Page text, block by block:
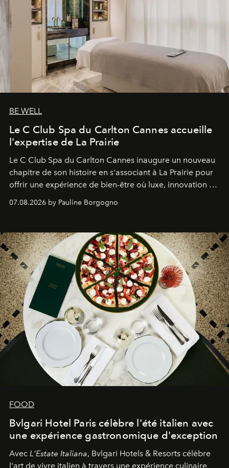
BE WELL
Le C Club Spa du Carlton Cannes accueille
l'expertise de La Prairie
Le C Club Spa du Carlton Cannes inaugure un nouveau
chapitre de son histoire en s'associant à La Prairie pour
offrir une expérience de bien-être où luxe, innovation et
07.08.2026 by Pauline Borgogno
FOOD
Bvlgari Hotel Paris célèbre l'été italien avec
une expérience gastronomique d'exception
Avec L'Estate Italiana, Bvlgari Hotels & Resorts célèbre
l'art de vivre italien à travers une expérience culinaire